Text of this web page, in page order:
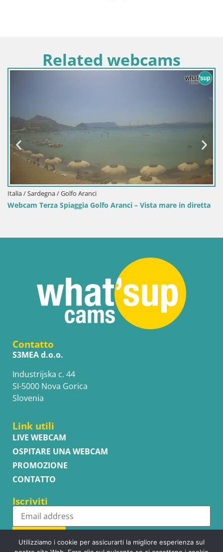
Related webcams
Golfo Aranci – Vista mare in diretta Webcam Porto Pino –
Contatto
S3MEA d.o.o.
Industrijska c. 44
SI-5000 Nova Gorica
Slovenia
Link utili
LIVE WEBCAM
OSPITARE UNA WEBCAM
PROMOZIONE
CONTATTO
Iscriviti
Subscribe
Utilizziamo i cookie per assicurarti la migliore esperienza sul